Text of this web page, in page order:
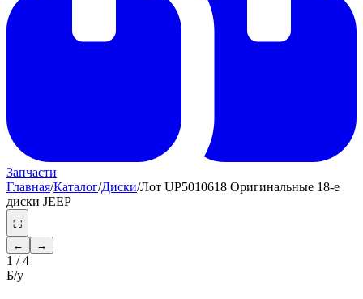
Запчасти
Главная/Каталог/Диски/Лот UP5010618 Оригинальные 18-е
диски JEEP
⛶
←
→
1 /4
Б/у